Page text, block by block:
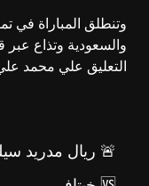
وتنطلق المباراة في
التعليق علي محمد
🚨 ريال مدريد